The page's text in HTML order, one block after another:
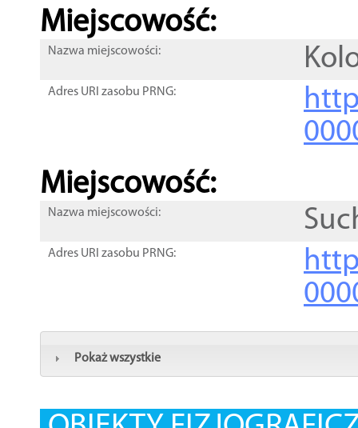
Miejscowość:
Nazwa miejscowości:
Adres URI zasobu PRNG:
Miejscowość:
Nazwa miejscowości:
Adres URI zasobu PRNG:
Pokaż wszystkie